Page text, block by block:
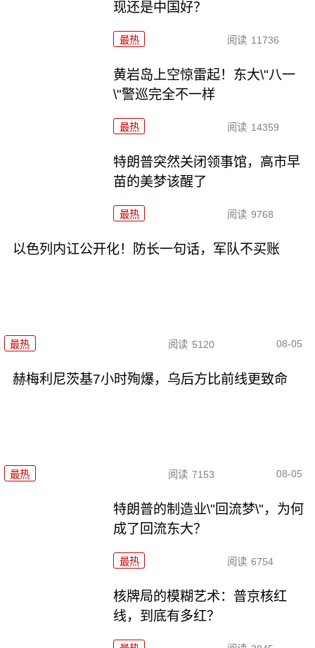
现还是中国好？
最热 阅读 11736
黄岩岛上空惊雷起！东大\"八一
\"警巡完全不一样
最热 阅读 14359
特朗普突然关闭领事馆，高市早
苗的美梦该醒了
最热 阅读 9768
以色列内讧公开化！防长一句话，军队不买账
最热 阅读 5120 08-05
赫梅利尼茨基7小时殉爆，乌后方比前线更致命
最热 阅读 7153 08-05
特朗普的制造业\"回流梦\"，为何
成了回流东大？
最热 阅读 6754
核牌局的模糊艺术：普京核红
线，到底有多红？